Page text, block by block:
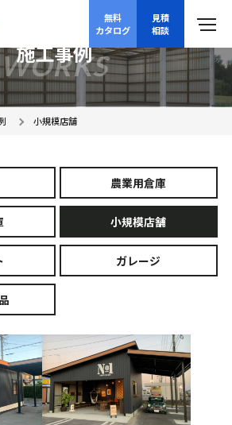
無料
カタログ
見積
相談
施工事例
WORKS
小規模店舗
農業用倉庫
小規模店舗
ガレージ